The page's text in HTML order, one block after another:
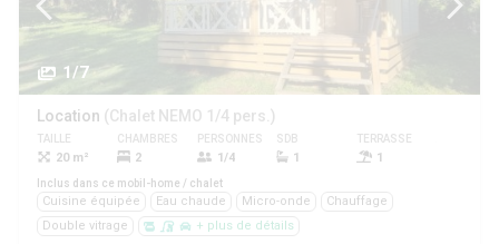
1/7
Location (Chalet NEMO 1/4 pers.)
TAILLE
20 m²
CHAMBRES
2
PERSONNES
1/4
SDB
1
TERRASSE
1
Inclus dans ce mobil-home / chalet
Cuisine équipée Eau chaude Micro-onde
Chauffage
Double vitrage
+ plus de détails